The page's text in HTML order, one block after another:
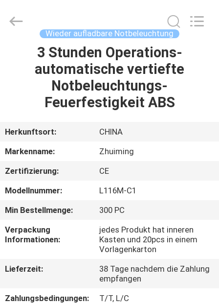
PRODUKTE
UNS
AUSFLUG
QUALITÄTSKONTROLLE
TRETEN
MIT
UNS
Co.,Ltd.
Wieder aufladbare Notbeleuchtung
3 Stunden Operations-
automatische vertiefte
Notbeleuchtungs-
Feuerfestigkeit ABS
Herkunftsort:
CHINA
Markenname:
Zhuiming
Zertifizierung:
CE
Modellnummer:
L116M-C1
Min Bestellmenge:
300 PC
Verpackung
Informationen:
jedes Produkt hat inneren
Kasten und 20pcs in einem
Vorlagenkarton
Lieferzeit:
38 Tage nachdem die Zahlung
empfangen
Zahlungsbedingungen:
T/T, L/C